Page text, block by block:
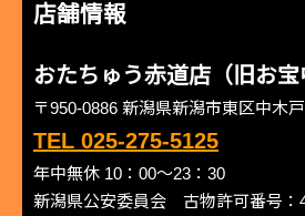
店舗情報
おたちゅう赤道店（旧お宝
〒950-0886 新潟県新潟市東区中木
TEL 025-275-5125
年中無休 10：00～23：30
新潟県公安委員会 古物許可番号：